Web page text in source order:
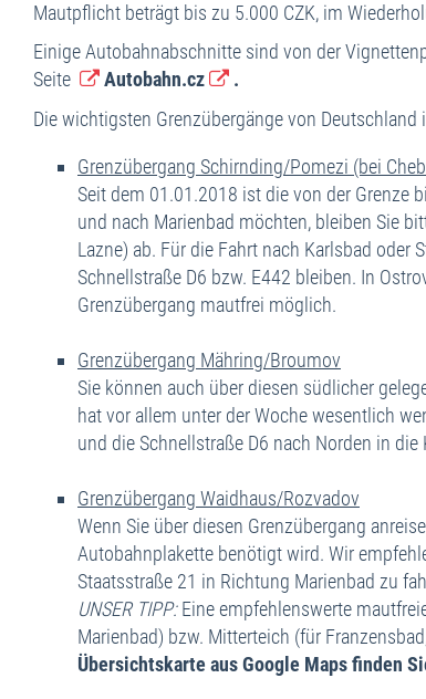
Mautpflicht beträgt bis zu 5.000 CZK, im
Einige Autobahnabschnitte sind von der
Seite
Autobahn.cz
.
Die wichtigsten Grenzübergänge von Deutschland
Grenzübergang Schirnding/Pomezi (bei
Seit dem 01.01.2018 ist die von der Grenze
und nach Marienbad möchten, bleiben Sie
Lazne) ab. Für die Fahrt nach Karlsbad
Schnellstraße D6 bzw. E442 bleiben. In
Grenzübergang mautfrei möglich.
Grenzübergang Mähring/Broumov
Sie können auch über diesen südlicher
hat vor allem unter der Woche wesentlich
und die Schnellstraße D6 nach Norden in
Grenzübergang Waidhaus/Rozvadov
Wenn Sie über diesen Grenzübergang
Autobahnplakette benötigt wird. Wir
Staatsstraße 21 in Richtung Marienbad zu
UNSER TIPP:Eine empfehlenswerte
Marienbad) bzw. Mitterteich (für
Übersichtskarte aus Google Maps finden